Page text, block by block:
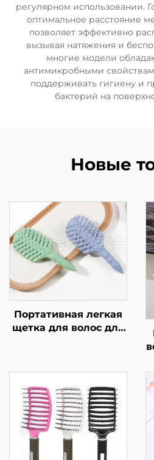
регулярном использовании.
оптимальное расстояние
позволяет эффективно
вызывая натяжения и
многие модели
антимикробными
поддерживать гигиену и
бактерий на
Новые
Портативная легкая
щетка для волос для
кости, компактная и
гигиеничная